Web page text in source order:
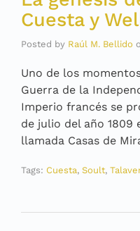
Cuesta y
Posted by Raúl M. Bellido
Uno de los
Guerra de la
Imperio francés se
de julio del año 1809
llamada Casas de
Tags: Cuesta, Soult,